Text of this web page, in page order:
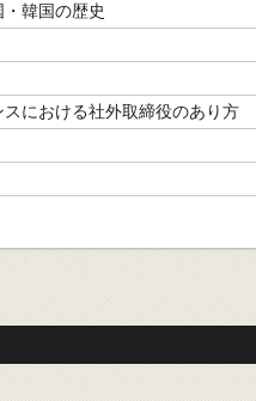
韓国の歴史
における社外取締役のあり方